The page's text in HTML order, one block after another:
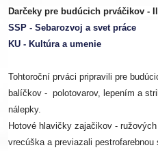
Darčeky pre budúcich prváčikov -
SSP - Sebarozvoj a svet práce
KU - Kultúra a umenie
Tohtoroční prváci pripravili pre
balíčkov - polotovarov, lepením a
nálepky.
Hotové hlavičky zajačikov -
vrecúška a previazali pestrofarebnou